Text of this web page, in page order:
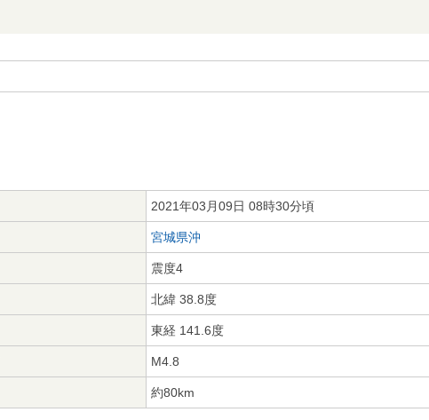
2021年03月09日 08時30分頃
宮城県沖
震度4
北緯 38.8度
東経 141.6度
M4.8
約80km